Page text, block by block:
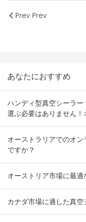
Prev Prev
あなたにおすすめ
ハンディ型真空シーラ
選ぶ必要はありません
売業者向け在庫組み合わ
オーストラリアでのオ
ですか？
オーストリア市場に最
カナダ市場に適した真